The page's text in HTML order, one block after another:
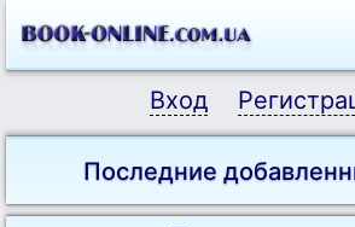
Вход
Последние